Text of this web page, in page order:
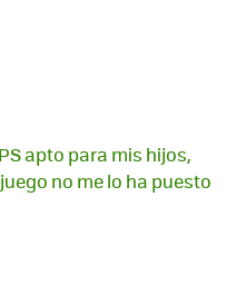
apto para mis hijos,
no me lo ha puesto